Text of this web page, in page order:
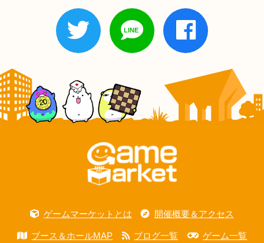
ゲームマーケットとは 開催概要＆アクセス
ブース＆ホールMAP ブログ一覧 ゲーム一覧